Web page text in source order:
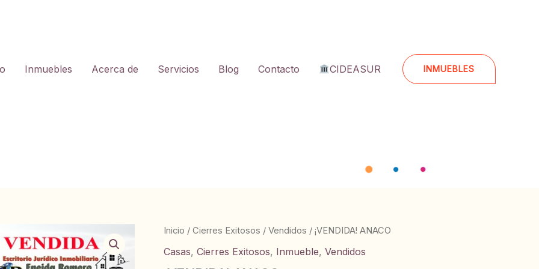
Inmuebles Acerca de Servicios Blog Contacto CIDEASUR INMUEBLES
Inicio / Cierres Exitosos / Vendidos / ¡VENDIDA! ANACO
Casas, Cierres Exitosos, Inmueble, Vendidos